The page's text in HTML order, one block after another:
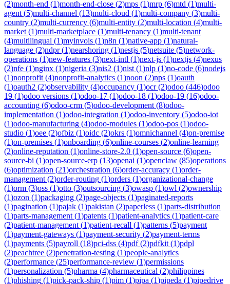
(2)month-end (1)month-end-close (2)mps (1)mrp (6)mtd (1)multi-
agent (5)multi-channel (13)multi-cloud (1)multi-company (3)multi-
country (2)multi-currency (6)multi-entity (2)multi-location (4)multi-
market (1)multi-marketplace (1)multi-tenancy (1)multi-tenant
(4)multilingual (1)myinvois (1)n8n (1)native-app (1)natural-
language (2)ndpr(1)nearshoring (1)nestjs (5)netsuite (5)network-
operations (1)new-features (3)next-intl (1)next-js (1)nextjs (4)nexus
(2)nfe (1)nginx (1)nigeria (3)nis2 (1)nist (1)nlp (1)no-code (6)nodejs
(1)nonprofit (4)nonprofit-analytics (1)noon (2)nps (1)oauth
(1)oauth2 (2)observability (4)occupancy (1)ocr(2)odoo (446)odoo
19 (1)odoo versions (1)odoo-17 (1)odoo-18 (1)odoo-19 (16)odoo-
accounting (6)odoo-crm (5)odoo-development (8)odoo-
implementation (1)odoo-integration (1)odoo-inventory (5)odoo-iot
(1)odoo-manufacturing (4)odoo-modules (1)odoo-pos (1)odoo-
studio (1)oee (2)ofbiz (1)oidc (2)okrs (1)omnichannel (4)on-premise
(1)on-premises (1)onboarding (6)online-courses (2)online-learning
(2)online-reputation (1)online-store-2.0 (1)open-source (6)open-
source-bi (1)open-source-erp (13)openai (1)openclaw (85)operations
(6)optimization (21)orchestration (6)order-accuracy (1)order-
management (2)order-routing (1)orders (1)organizational-change
(1)orm (3)oss (1)otto (3)outsourcing (3)owasp (1)owl (2)ownership
(1)ozon (1)packaging (2)page-objects (1)paginated-reports
(1)pagination (1)pajak (1)pakistan (2)paperless (1)parts-distribution
(1)parts-management (1)patents (1)patient-analytics (1)patient-care
(2)patient-management (1)patient-recall (1)patterns (5)payment
(1)payment-gateways (1)payment-security (2)payment-terms
(1)payments (5)payroll (18)pci-dss (4)pdf(2)pdfkit (1)pdpl
(2)peachtree (2)penetration-testing (1)people-analytics
(2)performance (25)performance-review (1)permissions
(1)personalization (5)pharma (4)pharmaceutical (2)philippines
(1)phishing (1)pick-pack-ship (1)pim (1)pipa (1)pipeda (1)pipedrive